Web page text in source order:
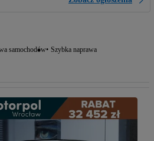
samochodów Szybka naprawa